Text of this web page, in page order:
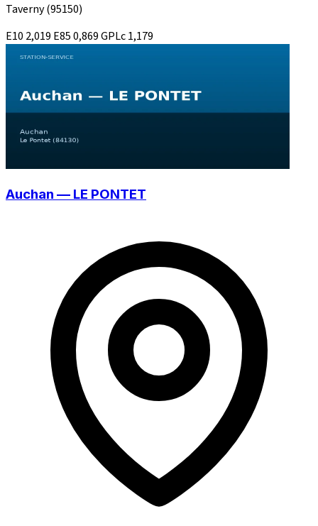
Taverny(95150)
E10 2,019 E850,869GPLc1,179
Auchan — LE PONTET